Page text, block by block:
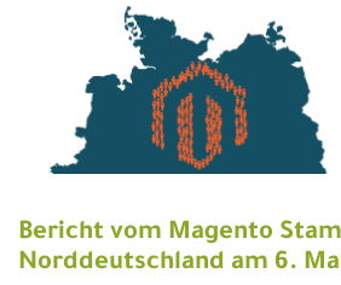
Bericht vom Magento
Norddeutschland am 6.